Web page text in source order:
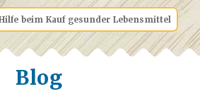
beim Kauf gesunder Lebensmittel
Blog